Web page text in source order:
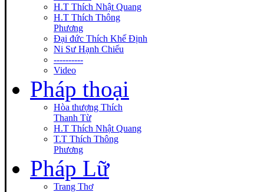
H.T Thích Nhật Quang
H.T Thích Thông
Phương
Đại đức Thích Khế Định
Ni Sư Hạnh Chiếu
----------
Video
Pháp thoại
Hòa thượng Thích
Thanh Từ
H.T Thích Nhật Quang
T.T Thích Thông
Phương
Pháp Lữ
Trang Thơ